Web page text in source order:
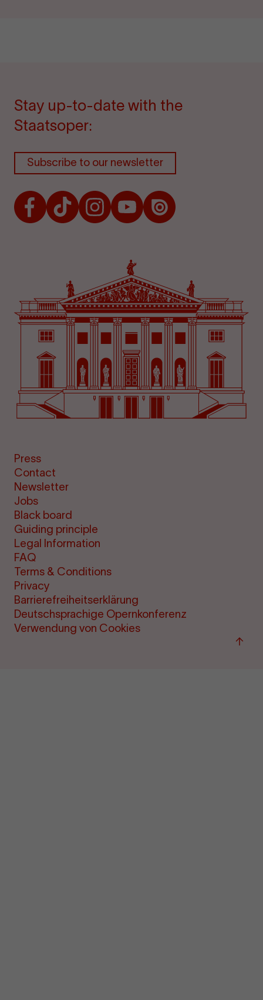
Stay up-to-date with the
Staatsoper:
Subscribe to our newsletter
FacebookTikTokInstagramYoutubeIssuu
Press
Contact
Newsletter
Jobs
Black board
Guiding principle
Legal Information
FAQ
Terms & Conditions
Privacy
Barrierefreiheitserklärung
Deutschsprachige Opernkonferenz
Verwendung von Cookies
Back